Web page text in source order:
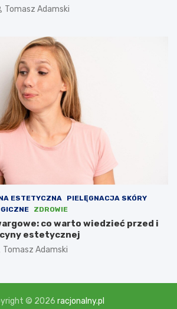
Tomasz Adamski
ESTETYCZNA
PIELĘGNACJA SKÓRY
ZDROWIE
co warto wiedzieć przed i
estetycznej
Tomasz Adamski
© 2026 racjonalny.pl